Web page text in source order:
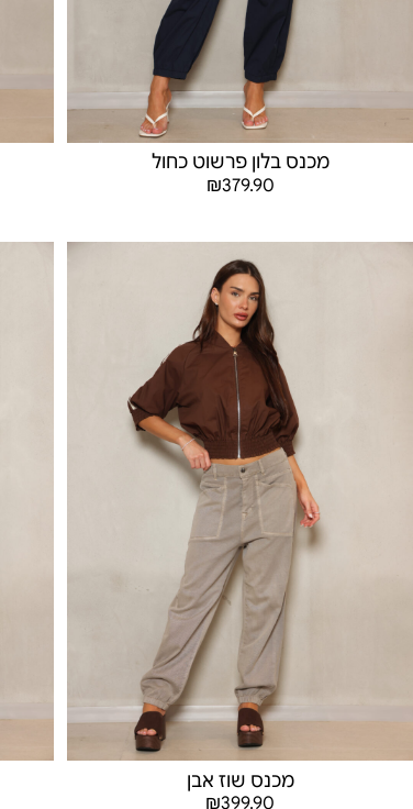
מכנס בלון פרשוט כחול
₪379.90
מכנס שוז אבן
₪399.90